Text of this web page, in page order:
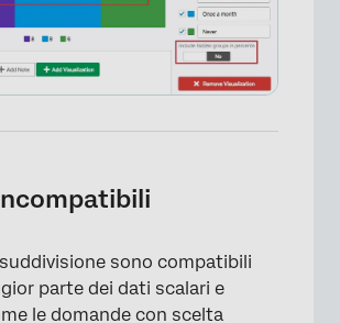
×
suddivisione sono compatibili
parte dei dati scalari e
le domande con scelta